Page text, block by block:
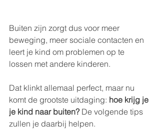
Buiten zijn zorgt dus voor meer
beweging, meer sociale contacten en
leert je kind om problemen op te
lossen met andere kinderen.
Dat klinkt allemaal perfect, maar nu
komt de grootste uitdaging: hoe krijg je
je kind naar buiten? De volgende tips
zullen je daarbij helpen.